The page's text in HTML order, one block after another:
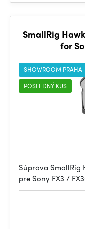
SmallRig
for
SHOWROOM PRAHA
POSLEDNÝ KUS
Súprava SmallRig
pre Sony FX3 /